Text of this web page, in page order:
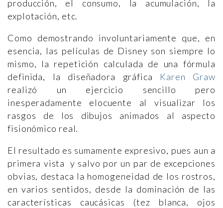
producción, el consumo, la acumulación, la
explotación, etc.
Como demostrando involuntariamente que, en
esencia, las películas de Disney son siempre lo
mismo, la repetición calculada de una fórmula
definida, la diseñadora gráfica Karen Graw
realizó un ejercicio sencillo pero
inesperadamente elocuente al visualizar los
rasgos de los dibujos animados al aspecto
fisionómico real.
El resultado es sumamente expresivo, pues aun a
primera vista y salvo por un par de excepciones
obvias, destaca la homogeneidad de los rostros,
en varios sentidos, desde la dominación de las
características caucásicas (tez blanca, ojos